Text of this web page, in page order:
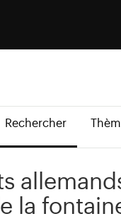
Rechercher
la